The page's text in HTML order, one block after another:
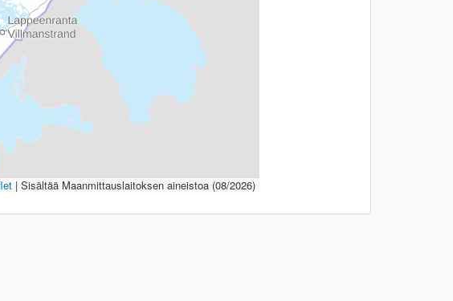
| Sisältää Maanmittauslaitoksen aineistoa (08/2026)